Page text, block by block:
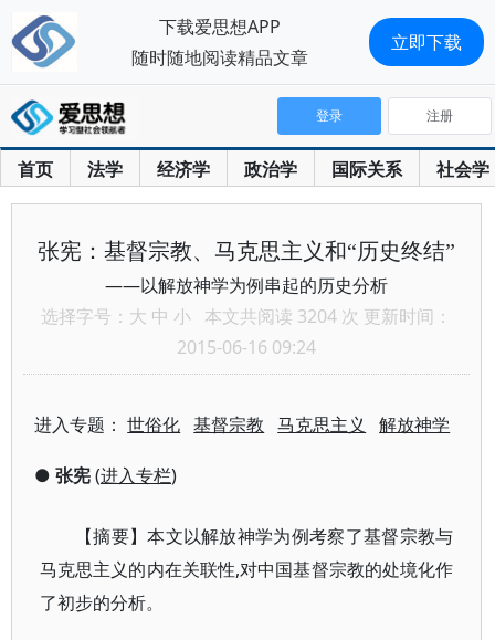
首页 法学 经济学 政治学 国际关系 社会学
登录 注册
张宪：基督宗教、马克思主义和“历史终结”
——以解放神学为例串起的历史分析
选择字号： 大 中 小 本文共阅读 3204 次 更新时间：
2015-06-16 09:24
进入专题：世俗化 基督宗教 马克思主义 解放神学
● 张宪(进入专栏)
【摘要】本文以解放神学为例考察了基督宗教与
马克思主义的内在关联性,对中国基督宗教的处境化作
了初步的分析。
下载爱思想APP
随时随地阅读精品文章
立即下载